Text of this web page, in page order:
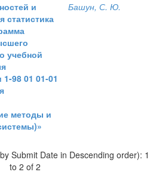
и
статистика
учебной
98 01 01-01
методы и
Башун, С. Ю.
Submit Date in Descending order): 1
to 2 of 2